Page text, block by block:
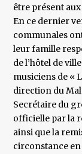
être présent
En ce dernier
communales
leur famille
de l’hôtel de
musiciens de «
direction du
Secrétaire du
officielle par la
ainsi que la
circonstance en